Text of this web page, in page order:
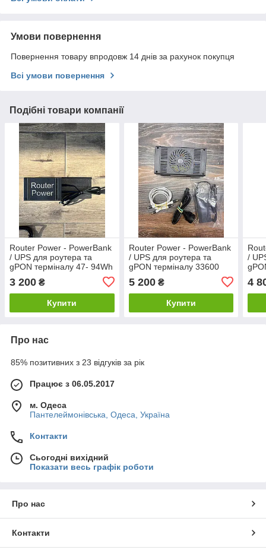
Умови повернення
Повернення товару впродовж 14 днів за рахунок покупця
Всі умови повернення
Подібні товари компанії
Router Power - PowerBank
/ UPS для роутера та
gPON терміналу 47- 94Wh
3 200 ₴
Купити
Router Power - PowerBank
/ UPS для роутера та
gPON терміналу 33600
роботи.
5 200₴
Купити
/
4
Про нас
85% позитивних з 23 відгуків за рік
Працює з 06.05.2017
м. Одеса
Пантелеймонівська, Одеса, Україна
Контакти
Сьогодні вихідний
Показати весь графік роботи
Про нас
Контакти